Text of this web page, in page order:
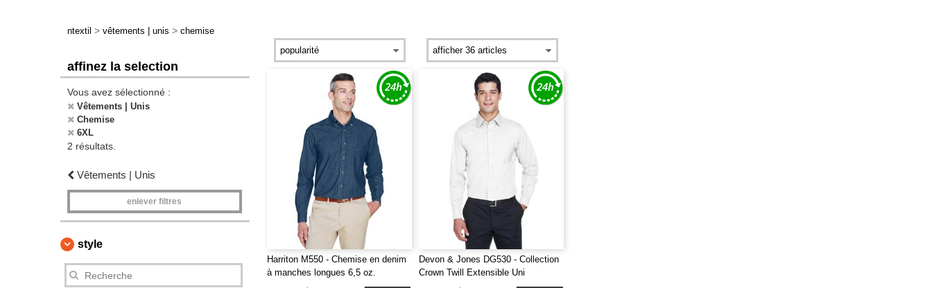
ntextil > vêtements | unis > chemise
affinez la selection
Vous avez sélectionné :
Vêtements | Unis
Chemise
6XL
2 résultats.
Vêtements | Unis
enlever filtres
style
Harriton M550 - Chemise en denim
à manches longues 6,5 oz.
Devon & Jones DG530 - Collection
Crown Twill Extensible Uni